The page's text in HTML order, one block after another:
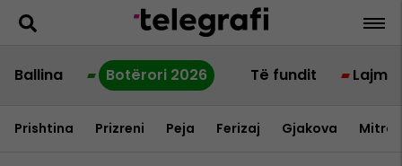
Ballina Botërori 2026 Të fundit Lajme
Prishtina Prizreni Peja Ferizaj Gjakova